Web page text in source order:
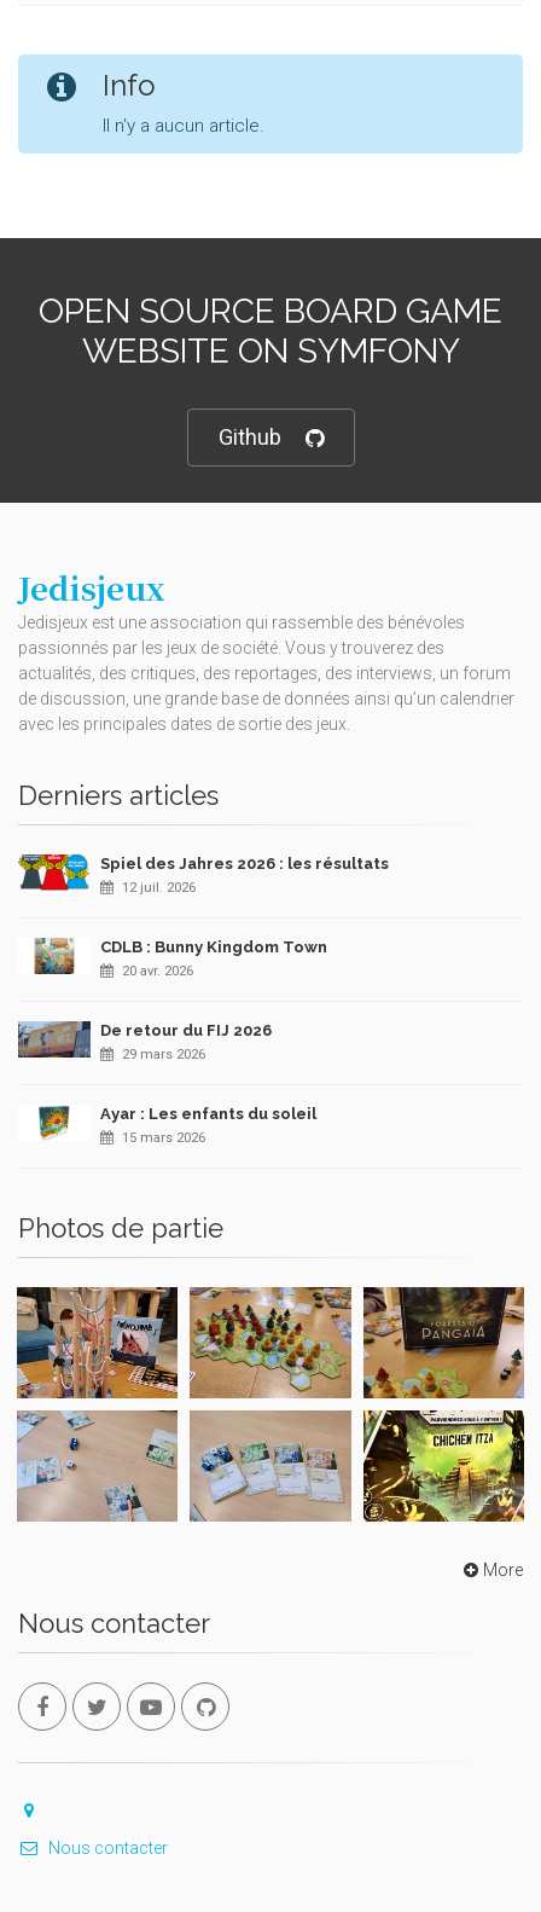
Info
Il n'y a aucun article.
OPEN SOURCE BOARD GAME
WEBSITE ON SYMFONY
Github
Jedisjeux
Jedisjeux est une association qui rassemble des bénévoles
passionnés par les jeux de société. Vous y trouverez des
actualités, des critiques, des reportages, des interviews, un forum
de discussion, une grande base de données ainsi qu’un calendrier
avec les principales dates de sortie des jeux.
Derniers articles
Spiel des Jahres 2026 : les résultats
12 juil. 2026
CDLB : Bunny Kingdom Town
20 avr. 2026
De retour du FIJ 2026
29 mars 2026
Ayar : Les enfants du soleil
15 mars 2026
Photos de partie
More
Nous contacter
Nous contacter